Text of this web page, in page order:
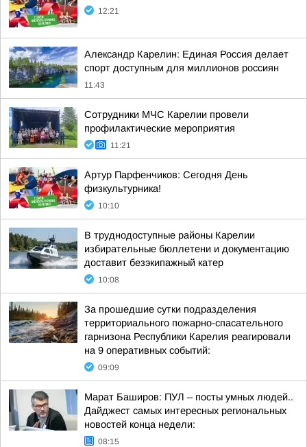
12:21
Александр Карелин: Единая Россия делает
спорт доступным для миллионов россиян
11:43
Сотрудники МЧС Карелии провели
профилактические мероприятия
11:21
Артур Парфенчиков: Сегодня День
физкультурника!
10:10
В труднодоступные районы Карелии
избирательные бюллетени и документацию
доставит безэкипажный катер
10:08
За прошедшие сутки подразделения
территориального пожарно-спасательного
гарнизона Республики Карелия реагировали
на 9 оперативных событий:
09:09
Марат Баширов: ПУЛ – посты умных людей..
Дайджест самых интересных региональных
новостей конца недели:
08:15